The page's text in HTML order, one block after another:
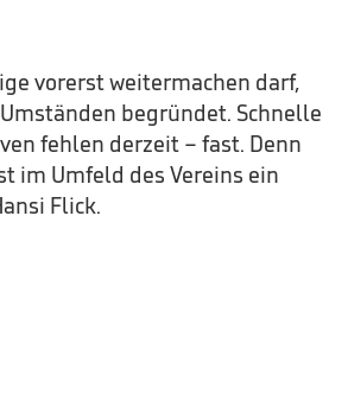
vorerst weitermachen darf,
begründet. Schnelle
fehlen derzeit – fast. Denn
im Umfeld des Vereins ein
Flick.